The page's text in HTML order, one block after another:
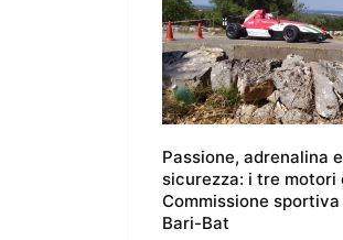
Passione, adrenalina e
sicurezza: i tre motori
Commissione
Bari-Bat